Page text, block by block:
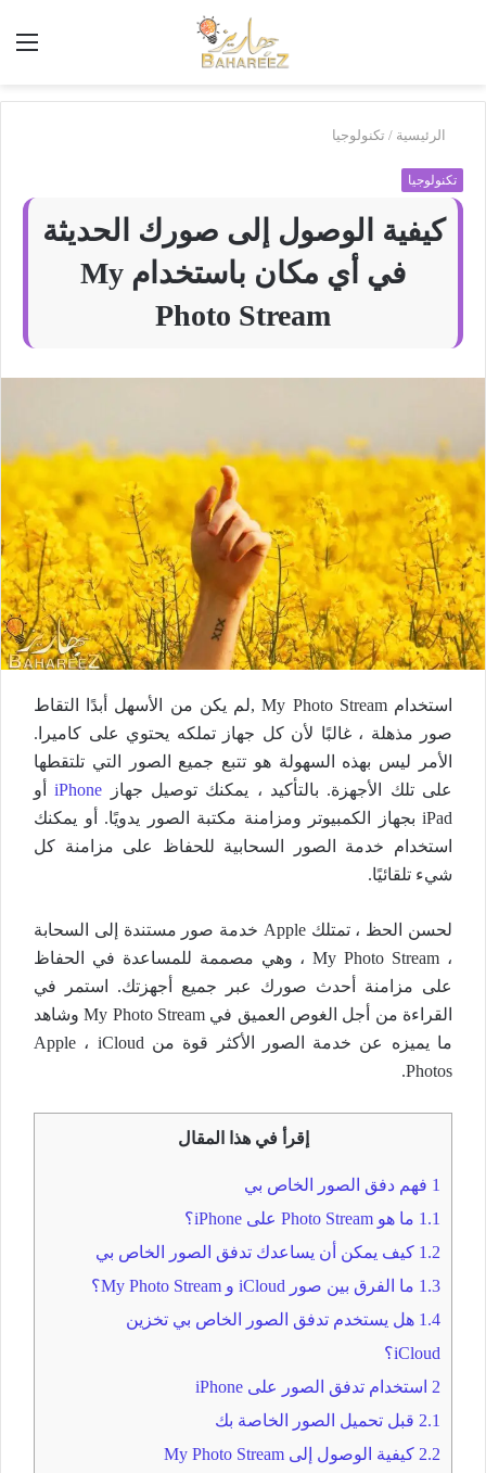
بَهاريز
الرئيسية / تكنولوجيا
تكنولوجيا
كيفية الوصول إلى صورك الحديثة
في أي مكان باستخدام My
Photo Stream
استخدام My Photo Stream ,لم يكن من الأسهل أبدًا التقاط
صور مذهلة ، غالبًا لأن كل جهاز تملكه يحتوي على كاميرا.
الأمر ليس بهذه السهولة هو تتبع جميع الصور التي تلتقطها
على تلك الأجهزة. بالتأكيد ، يمكنك توصيل جهاز iPhoneأو
iPad بجهاز الكمبيوتر ومزامنة مكتبة الصور يدويًا. أو يمكنك
استخدام خدمة الصور السحابية للحفاظ على مزامنة كل
شيء تلقائيًا.
لحسن الحظ ، تمتلك Apple خدمة صور مستندة إلى السحابة
، My Photo Stream ، وهي مصممة للمساعدة في الحفاظ
على مزامنة أحدث صورك عبر جميع أجهزتك. استمر في
القراءة من أجل الغوص العميق في My Photo Stream وشاهد
ما يميزه عن خدمة الصور الأكثر قوة من Apple ، iCloud
Photos.
إقرأ في هذا المقال
1 فهم دفق الصور الخاص بي
1.1 ما هو Photo Stream على iPhone؟
1.2 كيف يمكن أن يساعدك تدفق الصور الخاص بي
1.3 ما الفرق بين صور iCloud و My Photo Stream؟
1.4 هل يستخدم تدفق الصور الخاص بي تخزين
iCloud؟
2 استخدام تدفق الصور على iPhone
2.1 قبل تحميل الصور الخاصة بك
2.2 كيفية الوصول إلى My Photo Stream